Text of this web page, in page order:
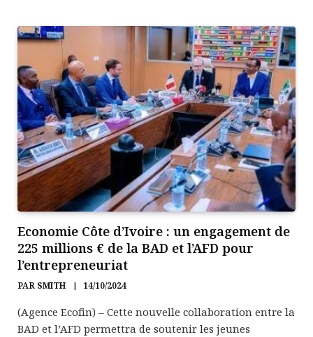
Economie Côte d’Ivoire : un engagement de
225 millions € de la BAD et l’AFD pour
l’entrepreneuriat
PAR SMITH 14/10/2024
(Agence Ecofin) – Cette nouvelle collaboration entre la
BAD et l’AFD permettra de soutenir les jeunes